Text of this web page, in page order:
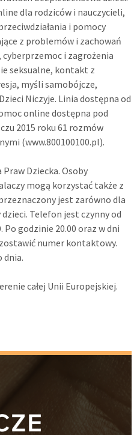
dla rodziców i nauczycieli,
i pomocy
z problemów i zachowań
i zagrożenia
seksualne, kontakt z
myśli samobójcze,
Niczyje. Linia dostępna od
online dostępna pod
2015 roku 61 rozmów
(www.800100100.pl).
Dziecka. Osoby
mogą korzystać także z
jest zarówno dla
Telefon jest czynny od
Po godzinie 20.00 oraz w dni
numer kontaktowy.
dnia.
całej Unii Europejskiej.